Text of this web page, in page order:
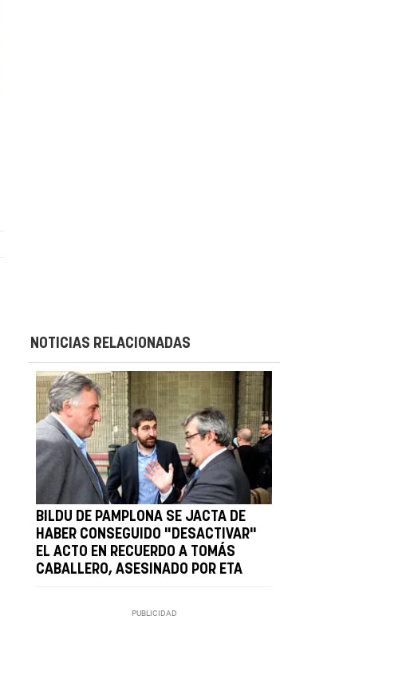
NOTICIAS RELACIONADAS
BILDU DE PAMPLONA SE JACTA DE
HABER CONSEGUIDO "DESACTIVAR"
EL ACTO EN RECUERDO A TOMÁS
CABALLERO, ASESINADO POR ETA